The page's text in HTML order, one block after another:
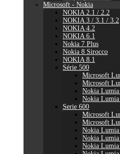
Microsoft - Nokia
NOKIA 2.1 / 2.2
NOKIA 3 / 3.1 / 3.2
NOKIA 4.2
NOKIA 6.1
Nokia 7 Plus
Nokia 8 Sirocco
NOKIA 8.1
Série 500
Microsoft
Microsoft
Nokia Lumia
Nokia Lumia
Serie 600
Microsoft
Microsoft
Nokia
Nokia Lumia
Nokia Lumia